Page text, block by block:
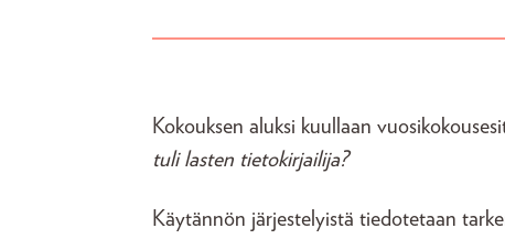
Kokouksen aluksi kuullaan
tuli lasten tietokirjailija?
Käytännön järjestelyistä tiedotetaan